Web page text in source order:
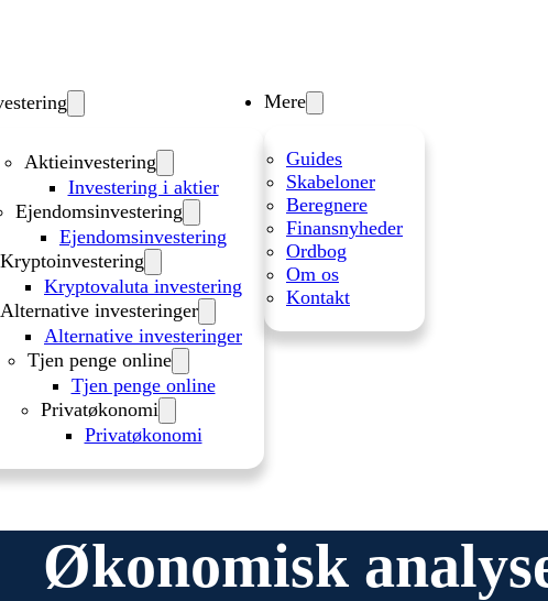
Aktieinvestering
Investering i aktier
Ejendomsinvestering
Ejendomsinvestering
Kryptoinvestering
Kryptovaluta investering
Alternative investeringer
Alternative investeringer
Tjen penge online
Tjen penge online
Privatøkonomi
Privatøkonomi
Mere
Guides
Skabeloner
Beregnere
Finansnyheder
Ordbog
Om os
Kontakt
Økonomisk